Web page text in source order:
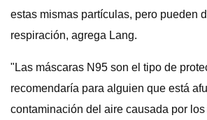
estas mismas partículas, pero pueden
respiración, agrega Lang.
"Las máscaras N95 son el tipo de
recomendaría para alguien que está
contaminación del aire causada por